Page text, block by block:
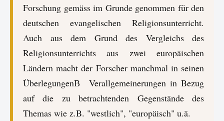
Forschung gemäss im Grunde genommen für den
deutschen evangelischen Religionsunterricht.
Auch aus dem Grund des Vergleichs des
Religionsunterrichts aus zwei europäischen
Ländern macht der Forscher manchmal in seinen
ÜberlegungenВ Verallgemeinerungen in Bezug
auf die zu betrachtenden Gegenstände des
Themas wie z.B. "westlich", "europäisch" u.ä.